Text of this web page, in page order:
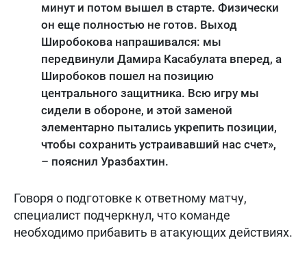
минут и потом вышел в старте. Физически
он еще полностью не готов. Выход
Широбокова напрашивался: мы
передвинули Дамира Касабулата вперед, а
Широбоков пошел на позицию
центрального защитника. Всю игру мы
сидели в обороне, и этой заменой
элементарно пытались укрепить позиции,
чтобы сохранить устраивавший нас счет»,
– пояснил Уразбахтин.
Говоря о подготовке к ответному матчу,
специалист подчеркнул, что команде
необходимо прибавить в атакующих действиях.